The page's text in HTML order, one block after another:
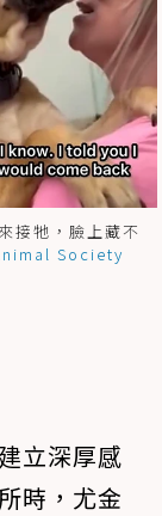
接牠，臉上藏不
Society
立深厚感
時，尤金